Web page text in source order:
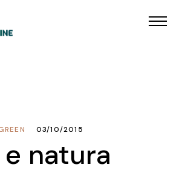
03/10/2015
natura